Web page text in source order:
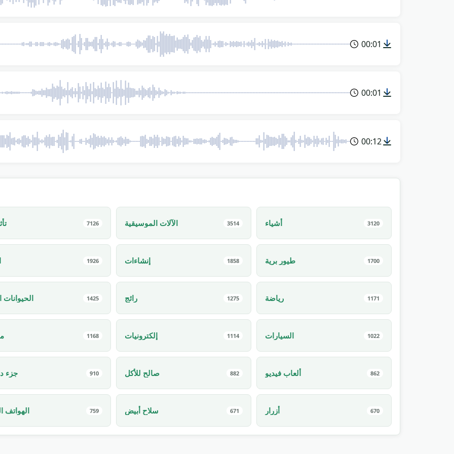
00:01
00:01
00:12
7126 الآلات الموسيقية 3514 أشياء 3120
1926 إنشاءات 1858 طيور برية 1700
الحيوانات 1425 رائج 1275 رياضة 1171
1168 إلكترونيات 1114 السيارات 1022
جزء 910 صالح للأكل 882 ألعاب فيديو 862
الهواتف 759 سلاح أبيض 671 أزرار 670